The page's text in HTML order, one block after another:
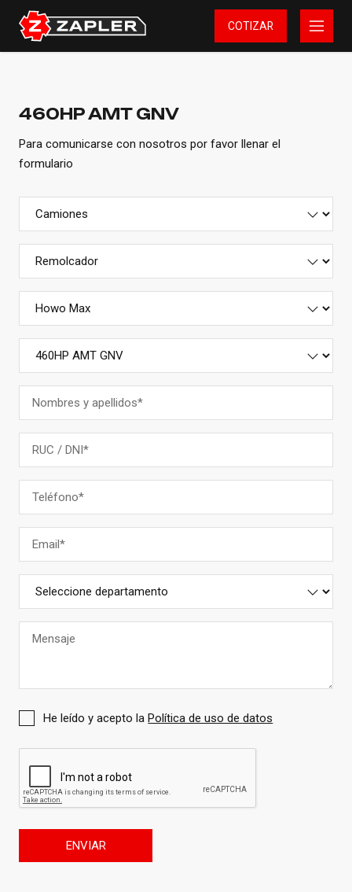
COTIZAR
460HP AMT GNV
Para comunicarse con nosotros por favor llenar el
formulario
He leído y acepto laPolítica de uso de datos
ENVIAR